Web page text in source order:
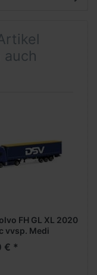
FH GL XL 2020
vvsp. Medi
(DK)
€ *